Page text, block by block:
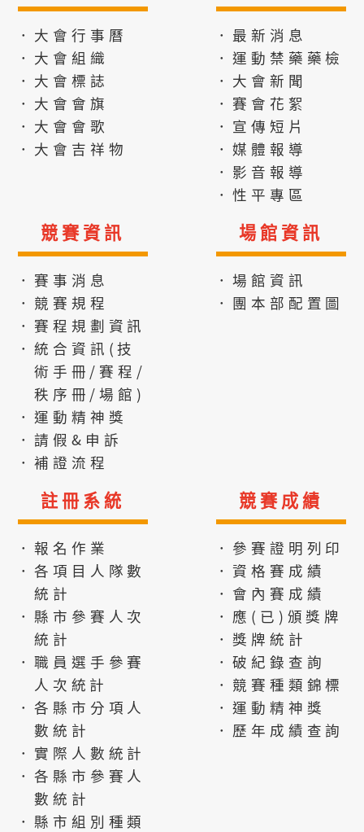
．大會行事曆
．大會組織
．大會標誌
．大會會旗
．大會會歌
．大會吉祥物
．最新消息
．運動禁藥藥檢
．大會新聞
．賽會花絮
．宣傳短片
．媒體報導
．影音報導
．性平專區
競賽資訊
．賽事消息
．競賽規程
．賽程規劃資訊
．統合資訊(技
術手冊/賽程/
秩序冊/場館)
．運動精神獎
．請假&申訴
．補證流程
場館資訊
．場館資訊
．團本部配置圖
註冊系統
．報名作業
．各項目人隊數
統計
．縣市參賽人次
統計
．職員選手參賽
人次統計
．各縣市分項人
數統計
．實際人數統計
．各縣市參賽人
數統計
．縣市組別種類
競賽成績
．參賽證明列印
．資格賽成績
．會內賽成績
．應(已)頒獎牌
．獎牌統計
．破紀錄查詢
．競賽種類錦標
．運動精神獎
．歷年成績查詢